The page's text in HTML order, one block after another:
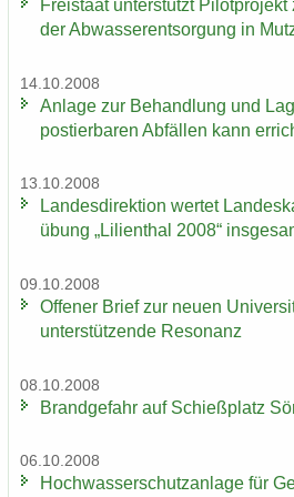
Frei­staat un­ter­stützt
der Ab­was­ser­ent­sor­gung in
14.10.2008
An­la­ge zur Be­hand­lung und
pos­tier­ba­ren Ab­fäl­len kann
13.10.2008
Lan­des­di­rek­ti­on wer­tet
übung „Li­li­en­thal 2008“
09.10.2008
Of­fe­ner Brief zur neuen
un­ter­stüt­zen­de Re­so­nanz
08.10.2008
Brand­ge­fahr auf Schieß­platz
06.10.2008
Hoch­was­ser­schutz­an­la­ge für